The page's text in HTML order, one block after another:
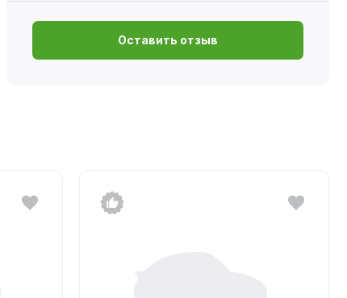
Оставить отзыв